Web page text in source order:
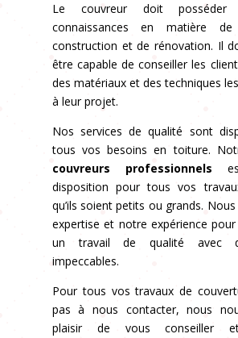
Le couvreur doit posséder
connaissances en matière
construction et de rénovation. Il
être capable de conseiller les
des matériaux et des techniques
à leur projet.
Nos services de qualité sont
tous vos besoins en toiture.
couvreurs professionnels
disposition pour tous vos
qu’ils soient petits ou grands.
expertise et notre expérience
un travail de qualité avec
impeccables.
Pour tous vos travaux de
pas à nous contacter, nous
plaisir de vous conseiller